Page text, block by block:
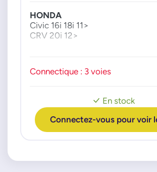
En stock
Connectez-vous pour voir
HONDA
Civic 16i 18i 11>
CRV 20i 12>
Connectique : 3 voies